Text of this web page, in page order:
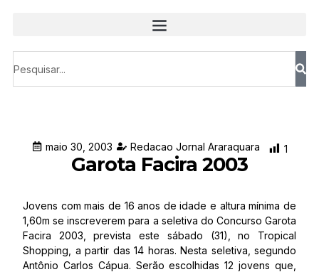
maio 30, 2003 Redacao Jornal Araraquara 1
Garota Facira 2003
Jovens com mais de 16 anos de idade e altura mínima de
1,60m se inscreverem para a seletiva do Concurso Garota
Facira 2003, prevista este sábado (31), no Tropical
Shopping, a partir das 14 horas. Nesta seletiva, segundo
Antônio Carlos Cápua. Serão escolhidas 12 jovens que,